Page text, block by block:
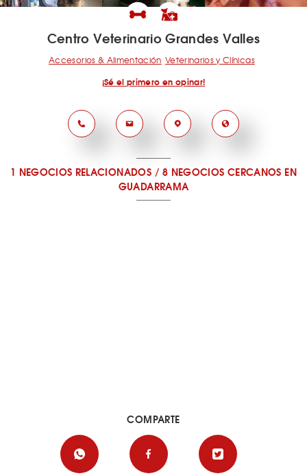
Centro Veterinario Grandes Valles
Accesorios & Alimentación Veterinarios y Clínicas
¡Sé el primero en opinar!
1 NEGOCIOS RELACIONADOS/8 NEGOCIOS CERCANOS EN
GUADARRAMA
COMPARTE